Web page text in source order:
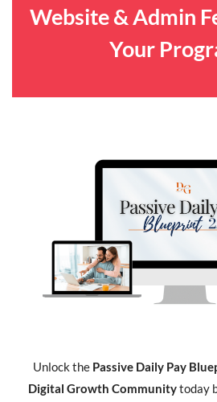
Website & Admin
Your
Unlock the Passive Daily Pay
Digital Growth Communitytoday